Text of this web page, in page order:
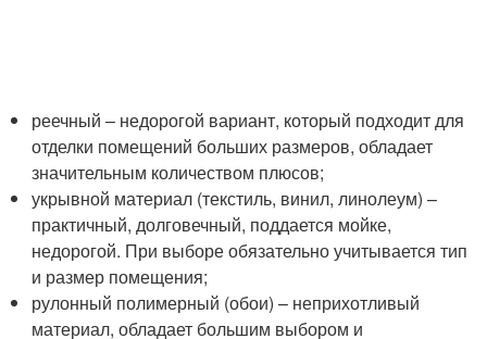
реечный – недорогой вариант, который подходит для
отделки помещений больших размеров, обладает
значительным количеством плюсов;
укрывной материал (текстиль, винил, линолеум) –
практичный, долговечный, поддается мойке,
недорогой. При выборе обязательно учитывается тип
и размер помещения;
рулонный полимерный (обои) – неприхотливый
материал, обладает большим выбором и